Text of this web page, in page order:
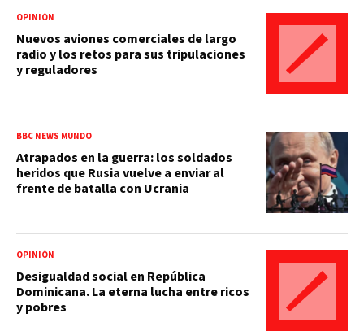
OPINIÓN
Nuevos aviones comerciales de largo
radio y los retos para sus tripulaciones
y reguladores
BBC NEWS MUNDO
Atrapados en la guerra: los soldados
heridos que Rusia vuelve a enviar al
frente de batalla con Ucrania
OPINIÓN
Desigualdad social en República
Dominicana. La eterna lucha entre ricos
y pobres